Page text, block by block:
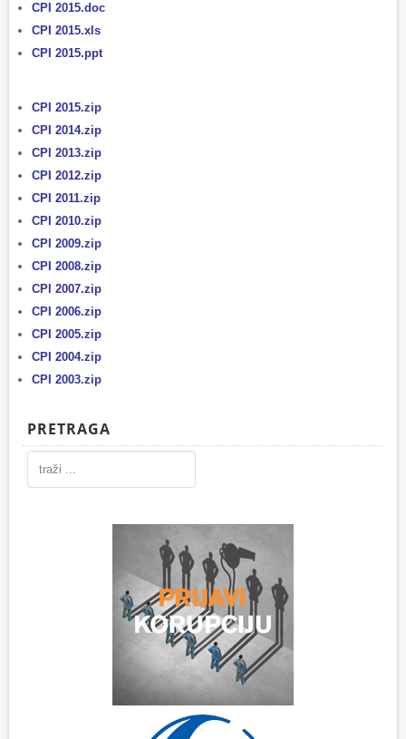
CPI 2015.doc
CPI 2015.xls
CPI 2015.ppt
CPI 2015.zip
CPI 2014.zip
CPI 2013.zip
CPI 2012.zip
CPI 2011.zip
CPI 2010.zip
CPI 2009.zip
CPI 2008.zip
CPI 2007.zip
CPI 2006.zip
CPI 2005.zip
CPI 2004.zip
CPI 2003.zip
PRETRAGA